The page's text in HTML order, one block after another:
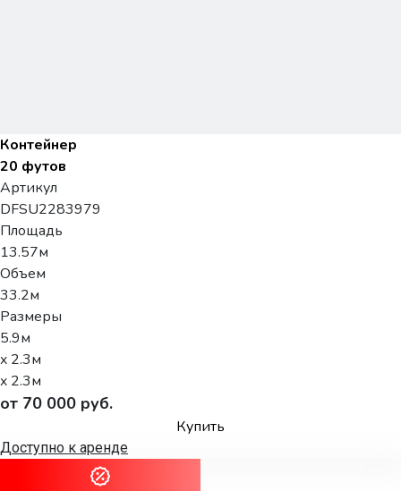
Контейнер
20 футов
Артикул
DFSU2283979
Площадь
13.57м
Объем
33.2м
Размеры
5.9м
x 2.3м
x 2.3м
от 70 000 руб.
Купить
Доступно к аренде